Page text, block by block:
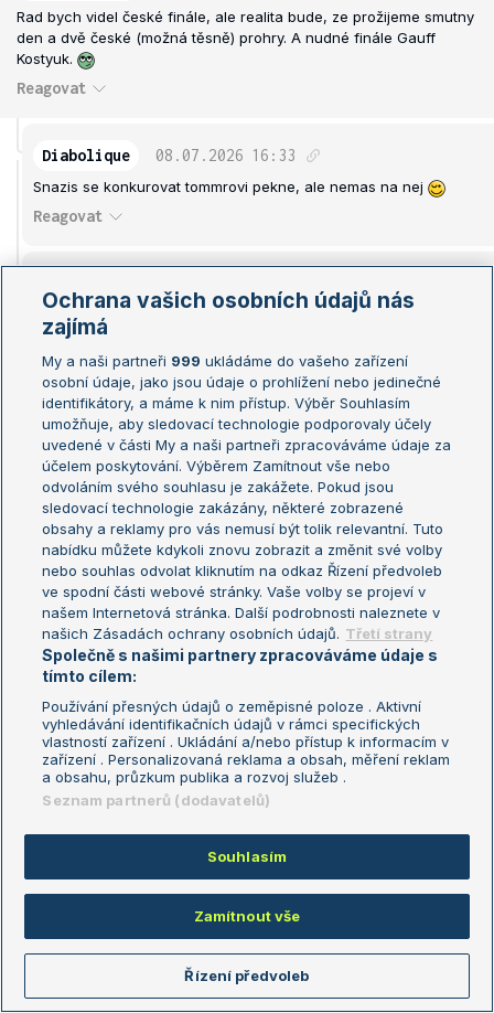
Rad bych videl české finále, ale realita bude, ze prožijeme smutny
den a dvě české (možná těsně) prohry. A nudné finále Gauff
Kostyuk.
Reagovat
Diabolique 08.07.2026 16:33
Snazis se konkurovat tommrovi pekne, ale nemas na nej
Reagovat
Tak pro mne nebude finále nudné, ale iritující. Protože Kusťjuk s
talířem se mi vůbec, ale vůbec !!! nebude zamlouvat.....
Reagovat
Mac 08.07.2026 17:09
lepčí než gauff...
Reagovat
horska.kraslice 08.07.2026 17:22
Úplně naopak!!!
Reagovat
Liverpool22
Reagovat
nevím co tady někteří máte proti ní... snad že je proti
Reagovat
Já bych ten talíř Martě moc přála. Kdyby tam nebyly
Ochrana vašich osobních údajů nás
zajímá
My a naši partneři 999 ukládáme do vašeho zařízení
osobní údaje, jako jsou údaje o prohlížení nebo jedinečné
identifikátory, a máme k nim přístup. Výběr Souhlasím
umožňuje, aby sledovací technologie podporovaly účely
uvedené v části My a naši partneři zpracováváme údaje za
účelem poskytování. Výběrem Zamítnout vše nebo
odvoláním svého souhlasu je zakážete. Pokud jsou
sledovací technologie zakázány, některé zobrazené
obsahy a reklamy pro vás nemusí být tolik relevantní. Tuto
nabídku můžete kdykoli znovu zobrazit a změnit své volby
nebo souhlas odvolat kliknutím na odkaz Řízení předvoleb
ve spodní části webové stránky. Vaše volby se projeví v
našem Internetová stránka. Další podrobnosti naleznete v
našich Zásadách ochrany osobních údajů. Třetí strany
Společně s našimi partnery zpracováváme údaje s
tímto cílem:
Používání přesných údajů o zeměpisné poloze . Aktivní
vyhledávání identifikačních údajů v rámci specifických
vlastností zařízení . Ukládání a/nebo přístup k informacím v
zařízení . Personalizovaná reklama a obsah, měření reklam
a obsahu, průzkum publika a rozvoj služeb .
Seznam partnerů (dodavatelů)
Souhlasím
Zamítnout vše
Řízení předvoleb